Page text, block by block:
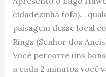
cidadezinha fofa)…
paisagem desse local
Rings (Senhor dos
Você percorre uns
a cada 2 minutos você